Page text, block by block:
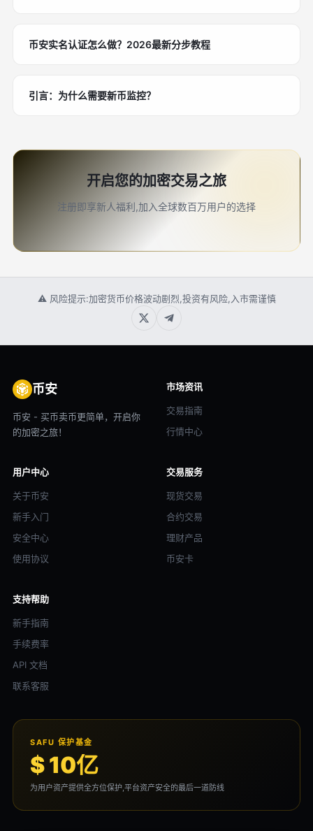
币安实名认证怎么做？2026最新分步教程
引言：为什么需要新币监控？
开启您的加密交易之旅
注册即享新人福利,加入全球数百万用户的选择
⚠ 风险提示:加密货币价格波动剧烈,投资有风险,入市需谨慎
币安
币安 - 买币卖币更简单，开启你
的加密之旅！
市场资讯
交易指南
行情中心
用户中心
关于币安
新手入门
安全中心
使用协议
交易服务
现货交易
合约交易
理财产品
币安卡
支持帮助
新手指南
手续费率
API 文档
联系客服
SAFU 保护基金
$ 10亿
为用户资产提供全方位保护,平台资产安全的最后一道防线